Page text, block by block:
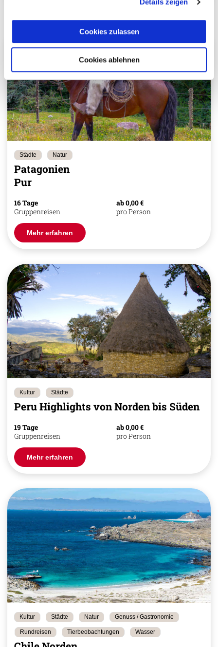
Details zeigen
Cookies zulassen
Cookies ablehnen
Städte Natur
Patagonien
Pur
16 Tage
Gruppenreisen
ab 0,00 €
pro Person
Mehr erfahren
Kultur Städte
Peru Highlights von Norden bis Süden
19 Tage
Gruppenreisen
ab 0,00 €
pro Person
Mehr erfahren
Kultur Städte Natur Genuss / Gastronomie
Rundreisen Tierbeobachtungen Wasser